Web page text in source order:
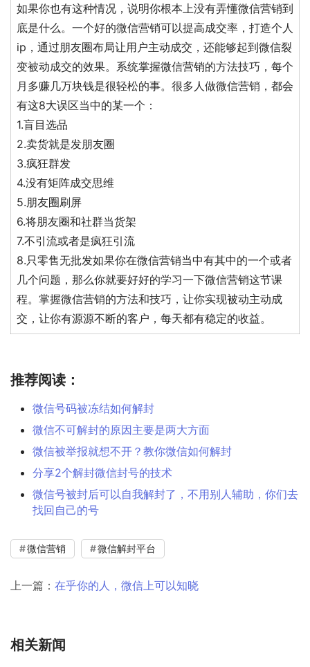
如果你也有这种情况，说明你根本上没有弄懂微信营销到
底是什么。一个好的微信营销可以提高成交率，打造个人
ip，通过朋友圈布局让用户主动成交，还能够起到微信裂
变被动成交的效果。系统掌握微信营销的方法技巧，每个
月多赚几万块钱是很轻松的事。很多人做微信营销，都会
有这8大误区当中的某一个：
1.盲目选品
2.卖货就是发朋友圈
3.疯狂群发
4.没有矩阵成交思维
5.朋友圈刷屏
6.将朋友圈和社群当货架
7.不引流或者是疯狂引流
8.只零售无批发如果你在微信营销当中有其中的一个或者
几个问题，那么你就要好好的学习一下微信营销这节课
程。掌握微信营销的方法和技巧，让你实现被动主动成
交，让你有源源不断的客户，每天都有稳定的收益。
推荐阅读：
微信号码被冻结如何解封
微信不可解封的原因主要是两大方面
微信被举报就想不开？教你微信如何解封
分享2个解封微信封号的技术
微信号被封后可以自我解封了，不用别人辅助，你们去
找回自己的号
微信营销 微信解封平台
上一篇： 在乎你的人，微信上可以知晓
相关新闻